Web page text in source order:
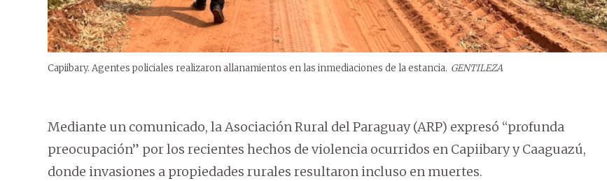
Capiibary. Agentes policiales realizaron allanamientos en las inmediaciones de la estancia. GENTILEZA
Mediante un comunicado, la Asociación Rural del Paraguay (ARP) expresó “profunda
preocupación” por los recientes hechos de violencia ocurridos en Capiibary y Caaguazú,
donde invasiones a propiedades rurales resultaron incluso en muertes.